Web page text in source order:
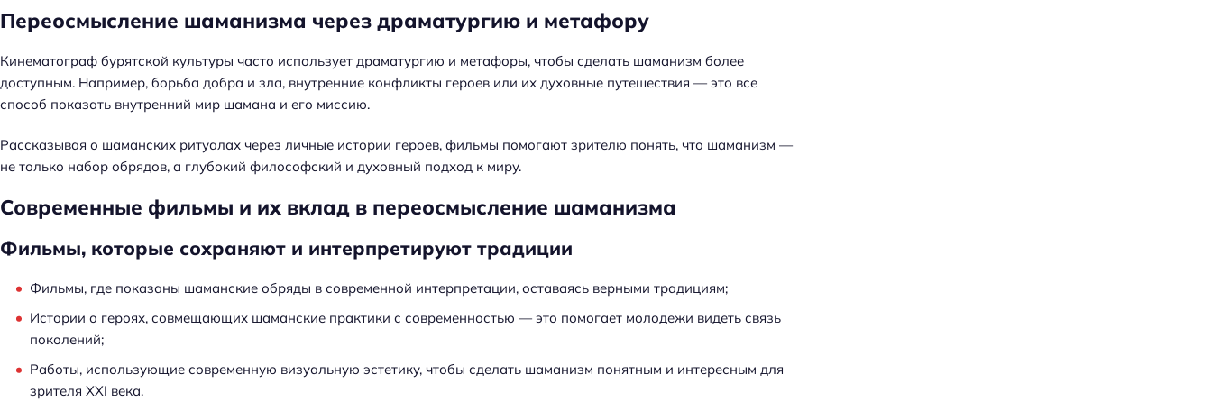
Переосмысление шаманизма через драматургию и метафору
Кинематограф бурятской культуры часто использует драматургию и метафоры, чтобы сделать шаманизм более
доступным. Например, борьба добра и зла, внутренние конфликты героев или их духовные путешествия — это все
способ показать внутренний мир шамана и его миссию.
Рассказывая о шаманских ритуалах через личные истории героев, фильмы помогают зрителю понять, что шаманизм —
не только набор обрядов, а глубокий философский и духовный подход к миру.
Современные фильмы и их вклад в переосмысление шаманизма
Фильмы, которые сохраняют и интерпретируют традиции
Фильмы, где показаны шаманские обряды в современной интерпретации, оставаясь верными традициям;
Истории о героях, совмещающих шаманские практики с современностью — это помогает молодежи видеть связь
поколений;
Работы, использующие современную визуальную эстетику, чтобы сделать шаманизм понятным и интересным для
зрителя XXI века.